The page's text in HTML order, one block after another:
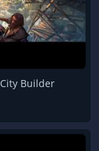
Builder